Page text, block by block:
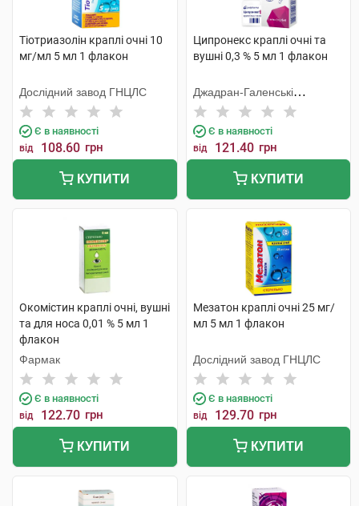
Тіотриазолін краплі очні 10
мг/мл 5 мл 1 флакон
Дослідний завод ГНЦЛС
Є в наявності
від 108.60 грн
КУПИТИ
Ципронекс краплі очні та
вушні 0,3 % 5 мл 1 флакон
Джадран-Галенські
Лабораторій
Є в наявності
від 121.40 грн
КУПИТИ
Окомістин краплі очні, вушні
та для носа 0,01 % 5 мл 1
флакон
Фармак
Є в наявності
від 122.70 грн
КУПИТИ
Мезатон краплі очні 25 мг/
мл 5 мл 1 флакон
Дослідний завод ГНЦЛС
Є в наявності
від 129.70 грн
КУПИТИ